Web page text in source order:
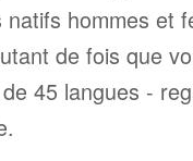
hommes et
de fois que
45 langues -